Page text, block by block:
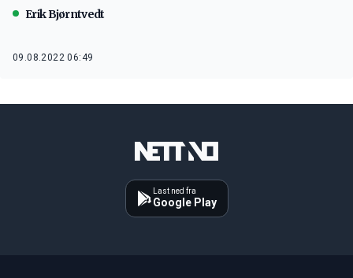
Erik Bjørntvedt
09.08.2022 06:49
Last ned fra
Google Play